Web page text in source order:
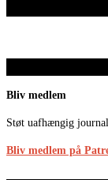
Bliv medlem
Støt uafhængig
Bliv medlem på